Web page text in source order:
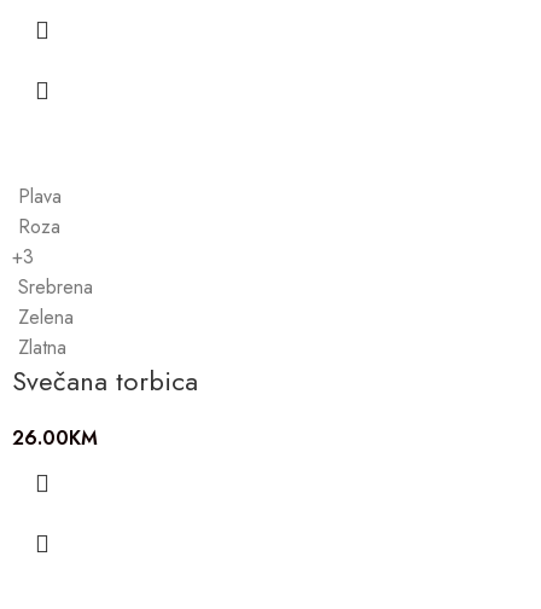
Plava
Roza
+3
Srebrena
Zelena
Zlatna
Svečana torbica
26.00KM